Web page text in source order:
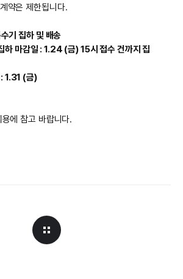
약은 제한됩니다.
기 집하 및 배송
하 마감일 : 1.24 (금) 15시 접수 건까지 집
1.31 (금)
에 참고 바랍니다.